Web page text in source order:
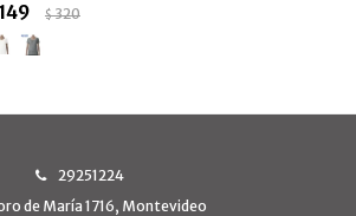
149 $320
29251224
de María 1716, Montevideo